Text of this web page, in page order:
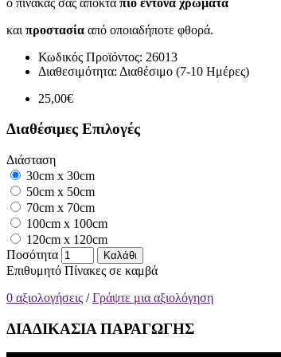
και προστασία από οποιαδήποτε φθορά.
Κωδικός Προϊόντος: 26013
Διαθεσιμότητα: Διαθέσιμο (7-10 Ημέρες)
25,00€
Διαθέσιμες Επιλογές
Διάσταση
30cm x 30cm
50cm x 50cm
70cm x 70cm
100cm x 100cm
120cm x 120cm
Ποσότητα
Καλάθι
Επιθυμητό Πίνακες σε καμβά
0 αξιολογήσεις /Γράψτε μια αξιολόγηση
ΔΙΑΔΙΚΑΣΙΑ ΠΑΡΑΓΩΓΗΣ